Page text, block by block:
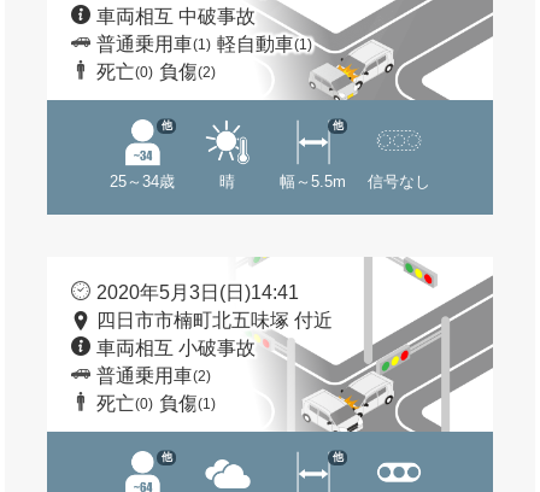
車両相互 中破事故
普通乗用車(1) 軽自動車(1)
死亡(0) 負傷(2)
25～34歳
他
晴 幅～5.5m
他
信号なし
2020年5月3日(日)14:41
四日市市楠町北五味塚 付近
車両相互 小破事故
普通乗用車(2)
死亡(0) 負傷(1)
他 他